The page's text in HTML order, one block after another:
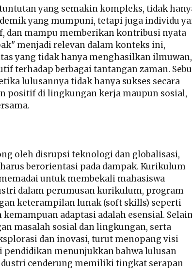
yang semakin kompleks, tidak
yang mumpuni, tetapi juga individu
dan mampu memberikan kontribusi nyata
menjadi relevan dalam konteks ini,
yang tidak hanya menghasilkan ilmuwan,
terhadap berbagai tantangan zaman.
lulusannya tidak hanya sukses secara
positif di lingkungan kerja maupun sosial,
oleh disrupsi teknologi dan globalisasi,
berorientasi pada dampak. Kurikulum
untuk membekali mahasiswa
dalam perumusan kurikulum, program
keterampilan lunak (soft skills) seperti
adaptasi adalah esensial.
masalah sosial dan lingkungan, serta
dan inovasi, turut menopang visi
pendidikan menunjukkan bahwa lulusan
cenderung memiliki tingkat serapan